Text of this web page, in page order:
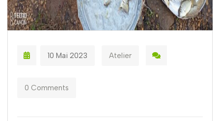
10 Mai 2023 Atelier
0 Comments